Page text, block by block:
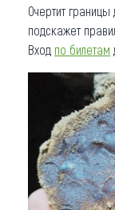
Очертит
подскажет
Вход по билетам